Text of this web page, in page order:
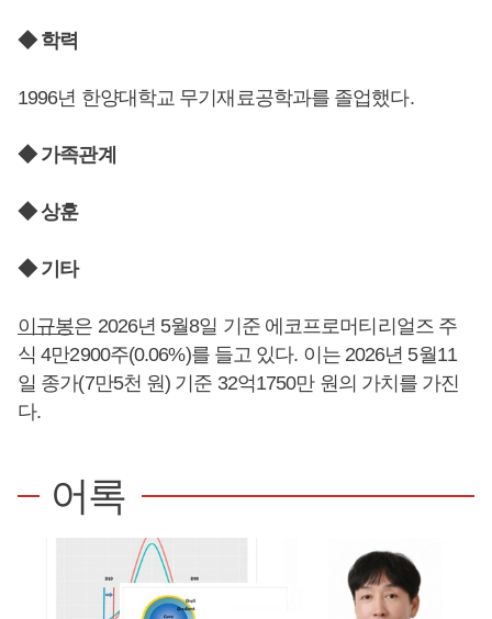
◆ 학력
1996년 한양대학교 무기재료공학과를 졸업했다.
◆ 가족관계
◆ 상훈
◆ 기타
이규봉은 2026년 5월8일 기준 에코프로머티리얼즈 주
식 4만2900주(0.06%)를 들고 있다. 이는 2026년 5월11
일 종가(7만5천 원) 기준 32억1750만 원의 가치를 가진
다.
어록